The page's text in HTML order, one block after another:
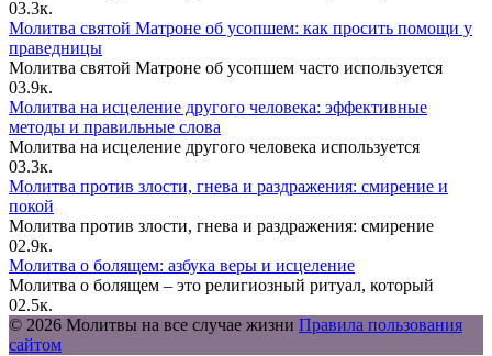
03.3к.
Молитва святой Матроне об усопшем: как просить помощи у
праведницы
Молитва святой Матроне об усопшем часто используется
03.9к.
Молитва на исцеление другого человека: эффективные
методы и правильные слова
Молитва на исцеление другого человека используется
03.3к.
Молитва против злости, гнева и раздражения: смирение и
покой
Молитва против злости, гнева и раздражения: смирение
02.9к.
Молитва о болящем: азбука веры и исцеление
Молитва о болящем – это религиозный ритуал, который
02.5к.
© 2026 Молитвы на все случае жизни Правила пользования
сайтом